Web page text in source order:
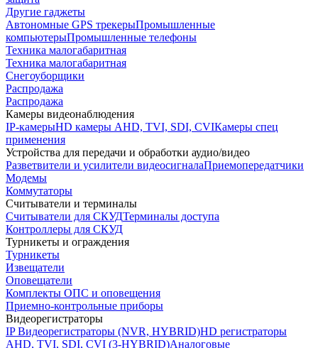
Другие гаджеты
Автономные GPS трекерыПромышленные
компьютерыПромышленные телефоны
Техника малогабаритная
Техника малогабаритная
Снегоуборщики
Распродажа
Распродажа
Камеры видеонаблюдения
IP-камерыHD камеры AHD, TVI, SDI, CVIКамеры спец
применения
Устройства для передачи и обработки аудио/видео
Разветвители и усилители видеосигналаПриемопередатчики
Модемы
Коммутаторы
Считыватели и терминалы
Считыватели для СКУДТерминалы доступа
Контроллеры для СКУД
Турникеты и ограждения
Турникеты
Извещатели
Оповещатели
Комплекты ОПС и оповещения
Приемно-контрольные приборы
Видеорегистраторы
IP Видеорегистраторы (NVR, HYBRID)HD регистраторы
AHD, TVI, SDI, CVI (3-HYBRID)Аналоговые